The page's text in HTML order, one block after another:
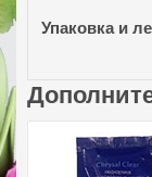
Упаковка и